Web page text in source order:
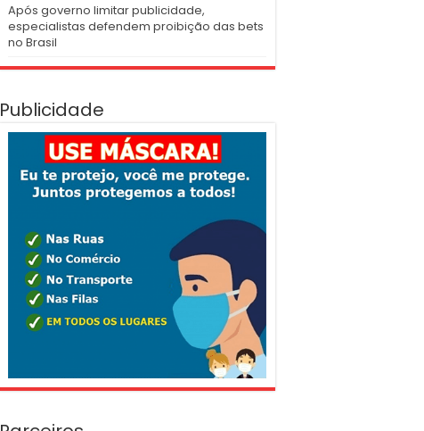
Após governo limitar publicidade,
especialistas defendem proibição das bets
no Brasil
Publicidade